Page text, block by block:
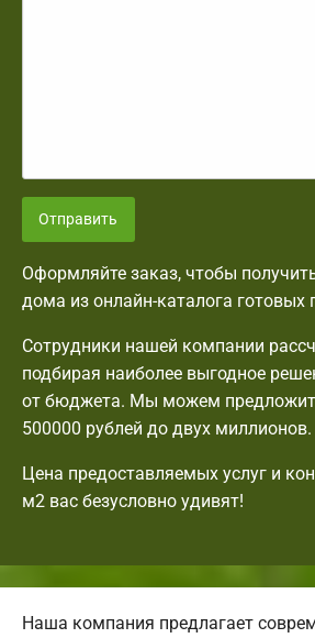
Отправить
Оформляйте заказ, чтобы
дома из онлайн-каталога готовых
Сотрудники нашей компании
подбирая наиболее выгодное
от бюджета. Мы можем
500000 рублей до двух миллионов.
Цена предоставляемых услуг и
м2 вас безусловно удивят!
Наша компания предлагает